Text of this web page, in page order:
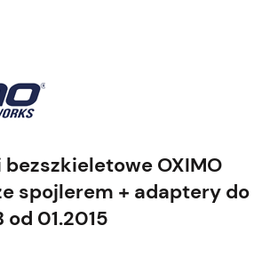
OXIMO
spojlerem + adaptery do
od 01.2015